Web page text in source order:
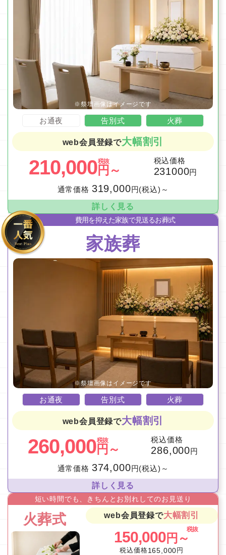
お通夜 告別式 火葬
web会員登録で大幅割引
210,000税抜
円～
税込価格
231000円
通常価格 319,000円(税込)～
詳しく見る
費用を抑えた家族で見送るお葬式
家族葬
お通夜 告別式 火葬
web会員登録で大幅割引
260,000税抜
円～
税込価格
286,000円
通常価格 374,000円(税込)～
詳しく見る
短い時間でも、きちんとお別れしてのお見送り
火葬式 web会員登録で大幅割引
150,000 税抜
円～
税込価格165,000円